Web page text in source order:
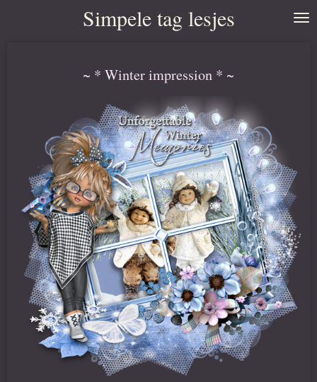
Simpele tag lesjes
~ * Winter impression * ~